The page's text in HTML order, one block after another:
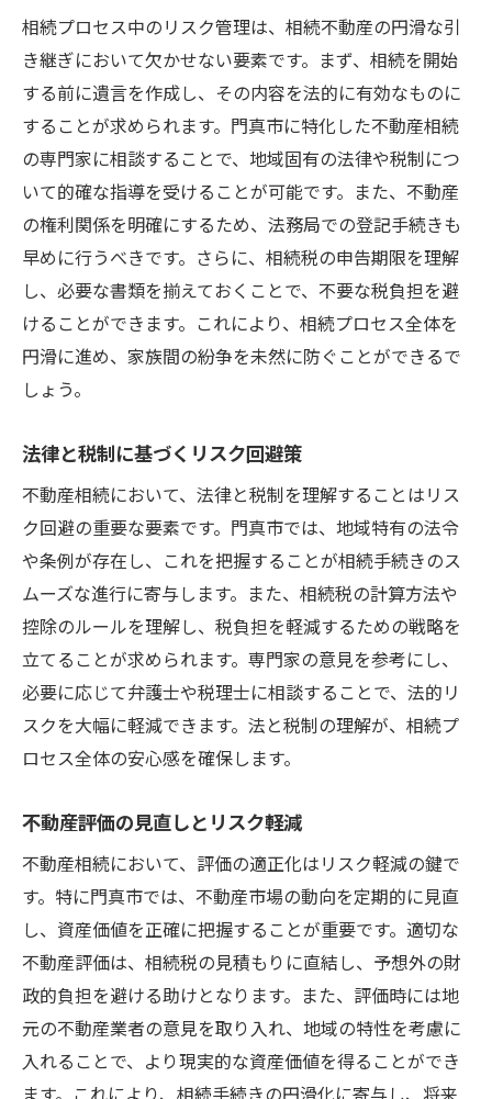
相続プロセス中のリスク管理は、相続不動産の円滑な引
き継ぎにおいて欠かせない要素です。まず、相続を開始
する前に遺言を作成し、その内容を法的に有効なものに
することが求められます。門真市に特化した不動産相続
の専門家に相談することで、地域固有の法律や税制につ
いて的確な指導を受けることが可能です。また、不動産
の権利関係を明確にするため、法務局での登記手続きも
早めに行うべきです。さらに、相続税の申告期限を理解
し、必要な書類を揃えておくことで、不要な税負担を避
けることができます。これにより、相続プロセス全体を
円滑に進め、家族間の紛争を未然に防ぐことができるで
しょう。
法律と税制に基づくリスク回避策
不動産相続において、法律と税制を理解することはリス
ク回避の重要な要素です。門真市では、地域特有の法令
や条例が存在し、これを把握することが相続手続きのス
ムーズな進行に寄与します。また、相続税の計算方法や
控除のルールを理解し、税負担を軽減するための戦略を
立てることが求められます。専門家の意見を参考にし、
必要に応じて弁護士や税理士に相談することで、法的リ
スクを大幅に軽減できます。法と税制の理解が、相続プ
ロセス全体の安心感を確保します。
不動産評価の見直しとリスク軽減
不動産相続において、評価の適正化はリスク軽減の鍵で
す。特に門真市では、不動産市場の動向を定期的に見直
し、資産価値を正確に把握することが重要です。適切な
不動産評価は、相続税の見積もりに直結し、予想外の財
政的負担を避ける助けとなります。また、評価時には地
元の不動産業者の意見を取り入れ、地域の特性を考慮に
入れることで、より現実的な資産価値を得ることができ
ます。これにより、相続手続きの円滑化に寄与し、将来